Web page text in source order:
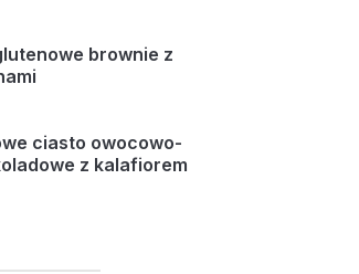
brownie z
ciasto owocowo-
z kalafiorem